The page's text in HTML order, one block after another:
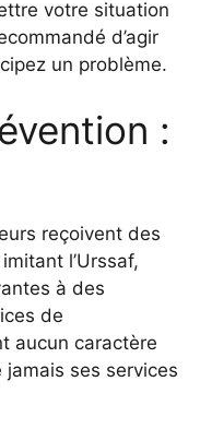
votre situation
d’agir
un problème.
:
reçoivent des
l’Urssaf,
à des
de
aucun caractère
jamais ses services